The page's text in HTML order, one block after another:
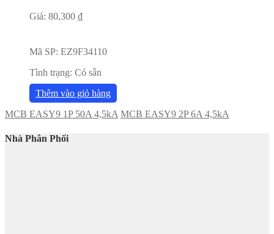
Giá: 80,300 ₫
Mã SP: EZ9F34110
Tình trạng: Có sẵn
Thêm vào giỏ hàng
MCB EASY9 1P 50A 4,5kA MCB EASY9 2P 6A 4,5kA
Nhà Phân Phối